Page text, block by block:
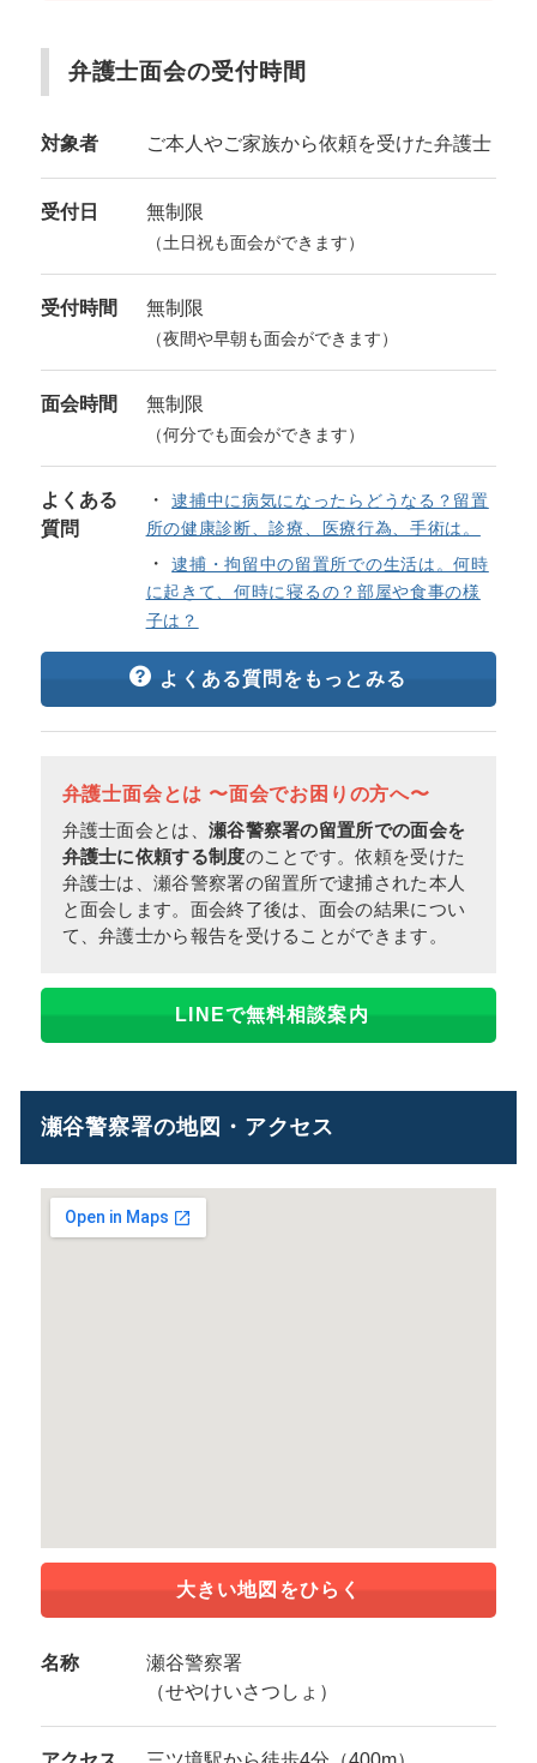
弁護士面会の受付時間
対象者 ご本人やご家族から依頼を受けた弁護士
受付日 無制限
（土日祝も面会ができます）
受付時間 無制限
（夜間や早朝も面会ができます）
面会時間 無制限
（何分でも面会ができます）
よくある
質問
逮捕中に病気になったらどうなる？留置
所の健康診断、診療、医療行為、手術は。
逮捕・拘留中の留置所での生活は。何時
に起きて、何時に寝るの？部屋や食事の様
子は？
よくある質問をもっとみる
弁護士面会とは 〜面会でお困りの方へ〜
弁護士面会とは、 瀬谷警察署の留置所での面会を
弁護士に依頼する制度のことです。依頼を受けた
弁護士は、瀬谷警察署の留置所で逮捕された本人
と面会します。面会終了後は、面会の結果につい
て、弁護士から報告を受けることができます。
LINEで無料相談案内
瀬谷警察署の地図・アクセス
大きい地図をひらく
名称
瀬谷警察署
（せやけいさつしょ）